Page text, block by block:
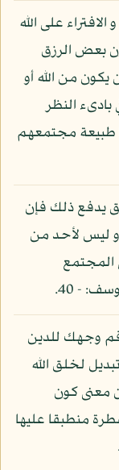
على الله
بعض الرزق
يكون من الله أو
النظر
طبيعة مجتمعهم
يدفع ذلك فإن
و ليس لأحد من
المجتمع
- 40.
وجهك للدين
لخلق الله
30 فتبين به أن معنى كون
منطبقا عليها